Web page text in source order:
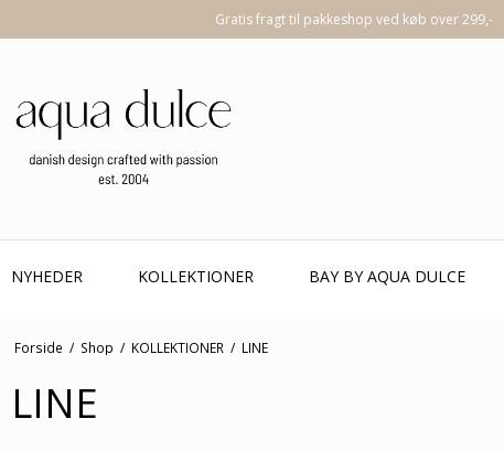
Gratis fragt til pakkeshop ved køb over 299,-
NYHEDER KOLLEKTIONER BAY BY AQUA DULCE
Forside / Shop / KOLLEKTIONER / LINE
LINE